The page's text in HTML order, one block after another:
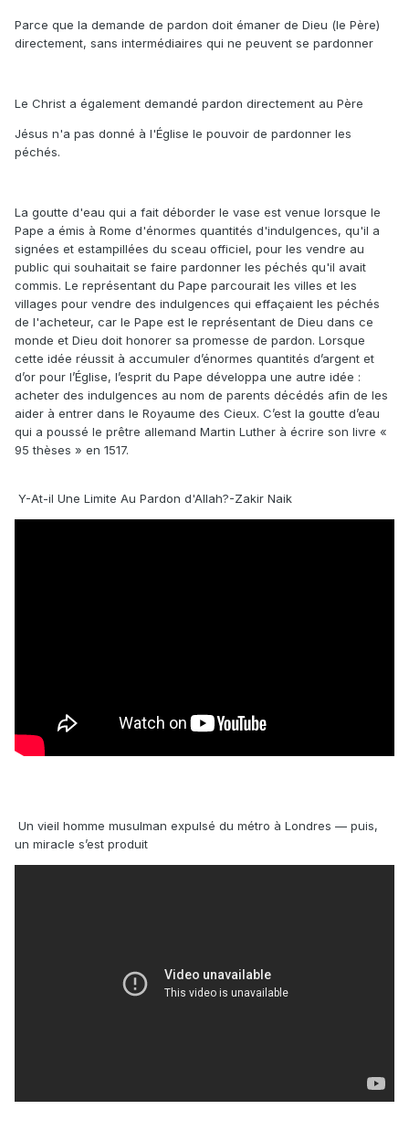
Parce que la demande de pardon doit émaner de Dieu (le Père)
directement, sans intermédiaires qui ne peuvent se pardonner
Le Christ a également demandé pardon directement au Père
Jésus n'a pas donné à l'Église le pouvoir de pardonner les
péchés.
La goutte d'eau qui a fait déborder le vase est venue lorsque le
Pape a émis à Rome d'énormes quantités d'indulgences, qu'il a
signées et estampillées du sceau officiel, pour les vendre au
public qui souhaitait se faire pardonner les péchés qu'il avait
commis. Le représentant du Pape parcourait les villes et les
villages pour vendre des indulgences qui effaçaient les péchés
de l'acheteur, car le Pape est le représentant de Dieu dans ce
monde et Dieu doit honorer sa promesse de pardon. Lorsque
cette idée réussit à accumuler d’énormes quantités d’argent et
d’or pour l’Église, l’esprit du Pape développa une autre idée :
acheter des indulgences au nom de parents décédés afin de les
aider à entrer dans le Royaume des Cieux. C’est la goutte d’eau
qui a poussé le prêtre allemand Martin Luther à écrire son livre «
95 thèses » en 1517.
Y-At-il Une Limite Au Pardon d'Allah?-Zakir Naik
Un vieil homme musulman expulsé du métro à Londres — puis,
un miracle s’est produit